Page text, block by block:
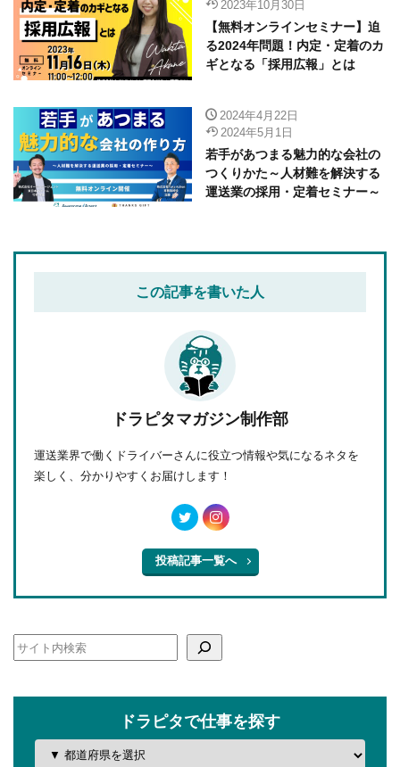
2023年10月30日
【無料オンラインセミナー】迫
る2024年問題！内定・定着のカ
ギとなる「採用広報」とは
2024年4月22日
2024年5月1日
若手があつまる魅力的な会社の
つくりかた～人材難を解決する
運送業の採用・定着セミナー～
この記事を書いた人
ドラピタマガジン制作部
運送業界で働くドライバーさんに役立つ情報や気になるネタを
楽しく、分かりやすくお届けします！
投稿記事一覧へ